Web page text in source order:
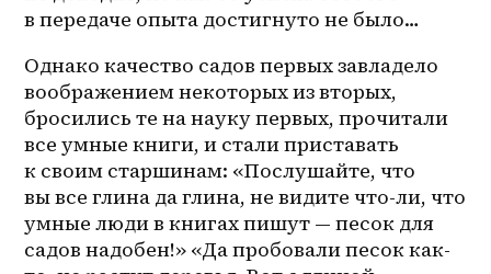
в передаче опыта достигнуто не было…
Однако качество садов первых завладело
воображением некоторых из вторых,
бросились те на науку первых, прочитали
все умные книги, и стали приставать
к своим старшинам: «Послушайте, что
вы все глина да глина, не видите что-ли, что
умные люди в книгах пишут — песок для
садов надобен!» «Да пробовали песок как-